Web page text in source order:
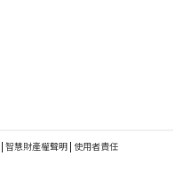
| 智慧財產權聲明 | 使用者責任